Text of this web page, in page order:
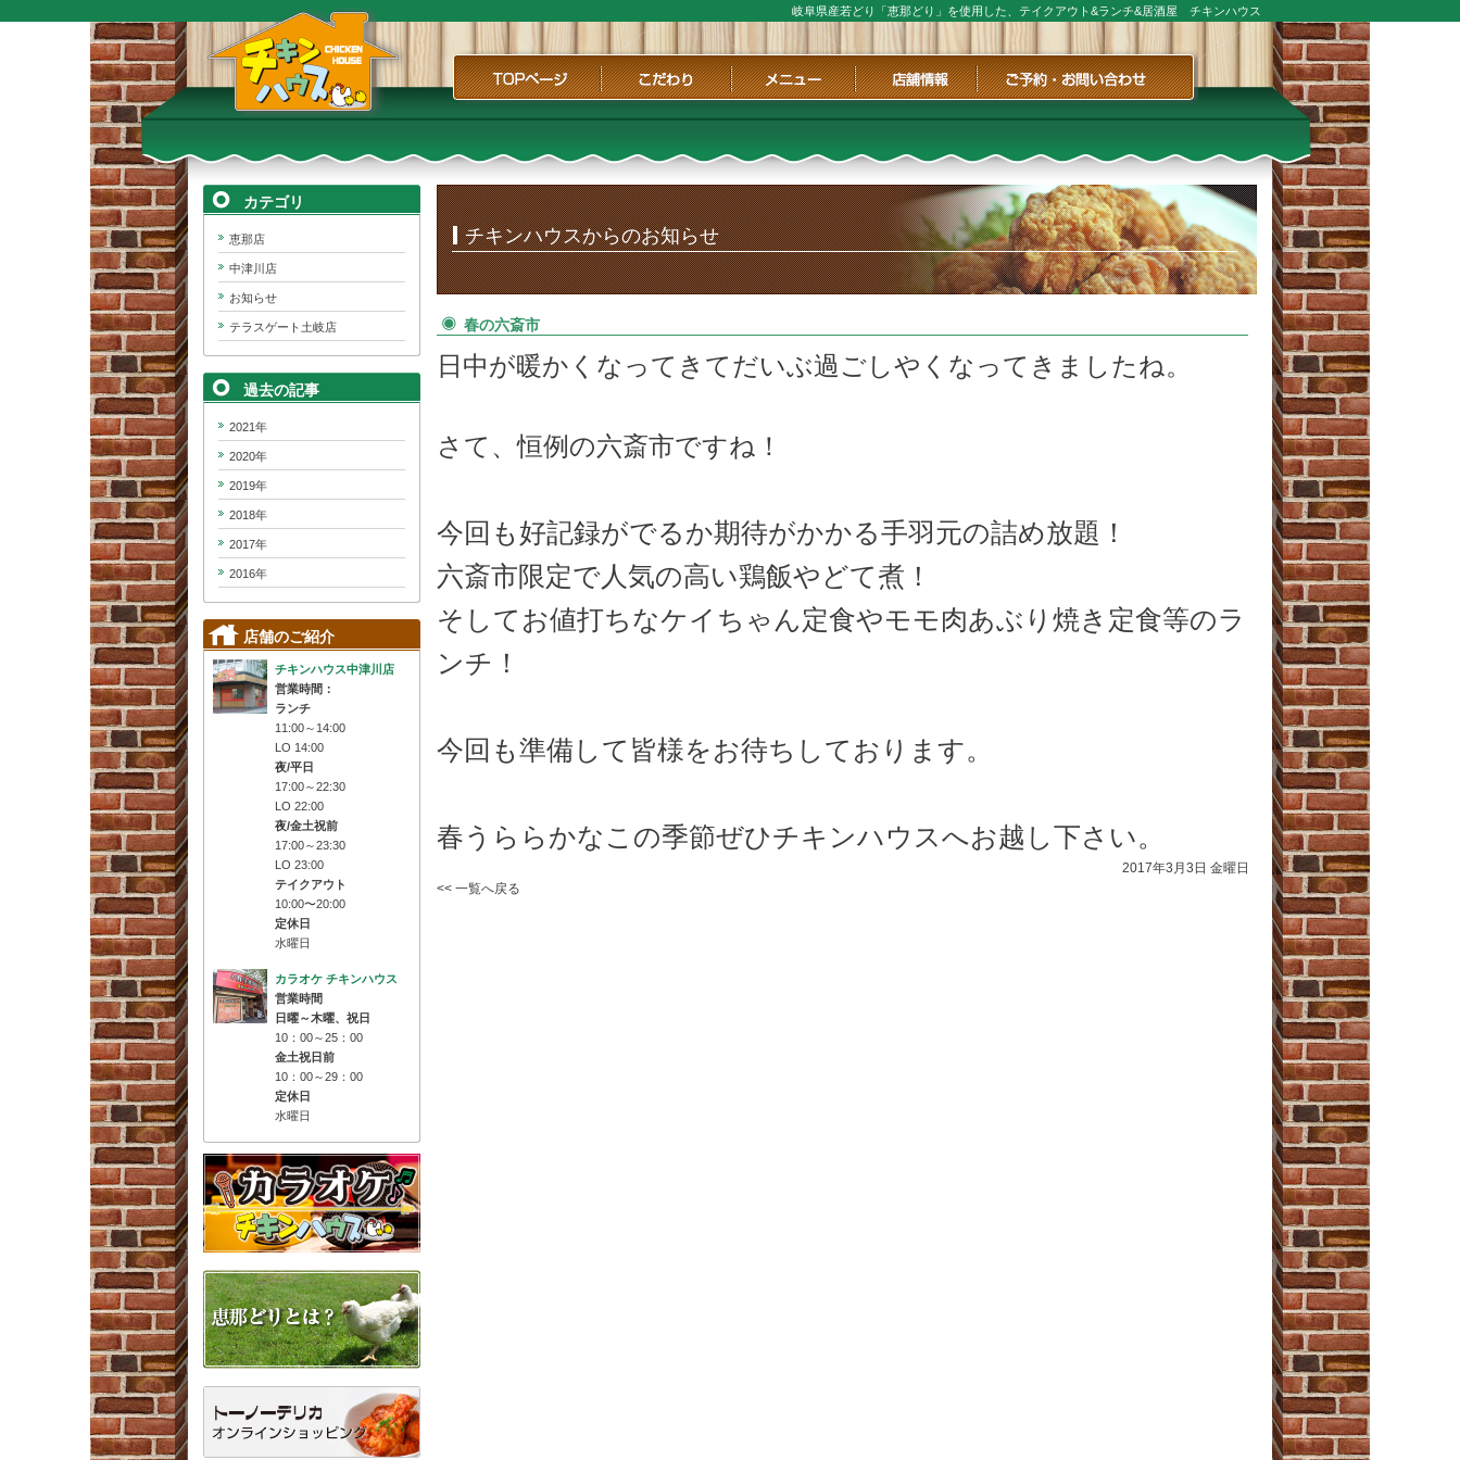
岐阜県産若どり「恵那どり」を使用した、テイクアウト&ランチ&居酒屋 チキンハウス
チキンハウス｜岐阜県産若どり
クアウト&ランチ&居酒屋
カテゴリ
恵那店
中津川店
お知らせ
テラスゲート土岐店
過去の記事
2021年
2020年
2019年
2018年
2017年
2016年
店舗のご紹介
チキンハウス中津川店
営業時間：
ランチ
11:00～14:00
LO 14:00
夜/平日
17:00～22:30
LO 22:00
夜/金土祝前
17:00～23:30
LO 23:00
テイクアウト
10:00〜20:00
定休日
水曜日
カラオケ チキンハウス
営業時間
日曜～木曜、祝日
10：00～25：00
金土祝日前
10：00～29：00
定休日
水曜日
チキンハウスからのお知らせ
春の六斎市
日中が暖かくなってきてだいぶ過ごしやくなってきましたね。
さて、恒例の六斎市ですね！
今回も好記録がでるか期待がかかる手羽元の詰め放題！
六斎市限定で人気の高い鶏飯やどて煮！
そしてお値打ちなケイちゃん定食やモモ肉あぶり焼き定食等のラ
ンチ！
今回も準備して皆様をお待ちしております。
春うららかなこの季節ぜひチキンハウスへお越し下さい。
2017年3月3日 金曜日
<< 一覧へ戻る